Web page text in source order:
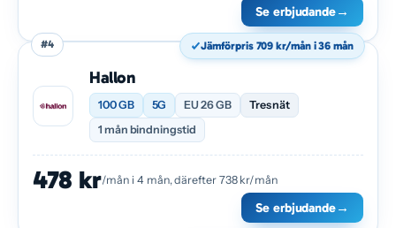
Se erbjudande→
#4
Hallon
100 GB 5G EU 26 GB
Tres nät
1 mån bindningstid
Jämförpris 709 kr/mån i 36 mån
478 kr/mån i 4 mån, därefter 738 kr/mån
Se erbjudande→